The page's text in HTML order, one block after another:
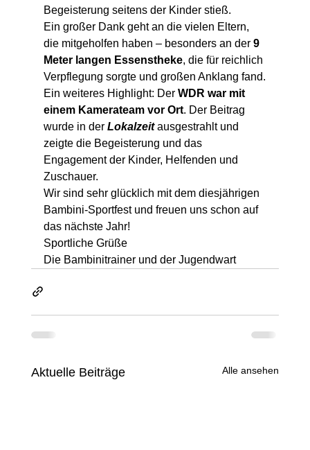
Begeisterung seitens der Kinder stieß.
Ein großer Dank geht an die vielen Eltern,
die mitgeholfen haben – besonders an der 9
Meter langen Essenstheke, die für reichlich
Verpflegung sorgte und großen Anklang fand.
Ein weiteres Highlight: Der WDR war mit
einem Kamerateam vor Ort. Der Beitrag
wurde in der Lokalzeit ausgestrahlt und
zeigte die Begeisterung und das
Engagement der Kinder, Helfenden und
Zuschauer.
Wir sind sehr glücklich mit dem diesjährigen
Bambini-Sportfest und freuen uns schon auf
das nächste Jahr!
Sportliche Grüße
Die Bambinitrainer und der Jugendwart
Aktuelle Beiträge Alle ansehen